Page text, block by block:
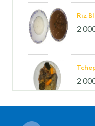
Riz
2
2